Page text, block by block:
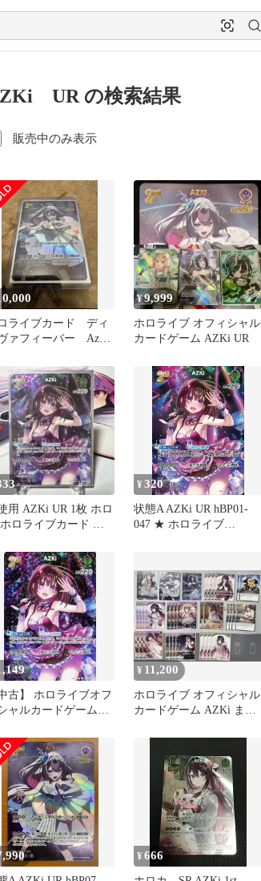
UR の検索結果
販売中のみ表示
ライブカード ディ
ァフィーバー Azki
¥9,999
ホロライブ オフィシャル
カードゲーム AZKi UR
用 AZKi UR 1枚 ホロ
ロライブカード ブ
¥320
状態A AZKi UR hBP01-
047 ★ ホロライブ
ーム
中古】 ホロライブオフ
ャルカードゲーム
UR
¥ 11,200
ホロライブ オフィシャル
カードゲーム AZKi まと
¥666